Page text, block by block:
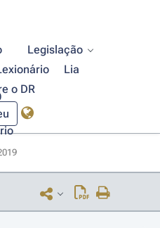
Legislação
Lia
o DR